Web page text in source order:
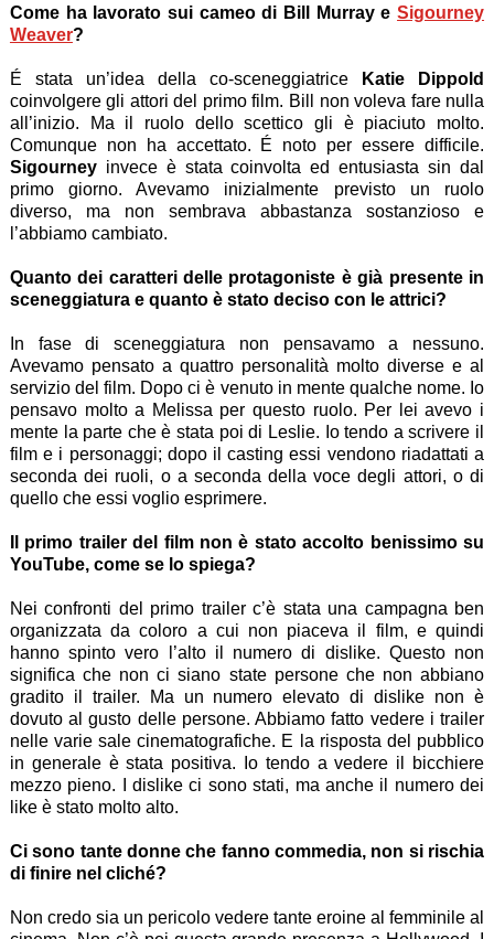
Come ha lavorato sui cameo di Bill Murray eSigourney
Weaver?
É stata un’idea della co-sceneggiatrice
Katie Dippold
coinvolgere gli attori del primo film. Bill non voleva fare nulla
all’inizio. Ma il ruolo dello scettico gli è piaciuto molto.
Comunque non ha accettato. É noto per essere difficile.
Sigourneyinvece è stata coinvolta ed entusiasta sin dal
primo giorno. Avevamo inizialmente previsto un ruolo
diverso, ma non sembrava abbastanza sostanzioso e
l’abbiamo cambiato.
Quanto dei caratteri delle protagoniste è già presente in
sceneggiatura e quanto è stato deciso con le attrici?
In fase di sceneggiatura non pensavamo a nessuno.
Avevamo pensato a quattro personalità molto diverse e al
servizio del film. Dopo ci è venuto in mente qualche nome. Io
pensavo molto a Melissa per questo ruolo. Per lei avevo i
mente la parte che è stata poi di Leslie. Io tendo a scrivere il
film e i personaggi; dopo il casting essi vendono riadattati a
seconda dei ruoli, o a seconda della voce degli attori, o di
quello che essi voglio esprimere.
Il primo trailer del film non è stato accolto benissimo su
YouTube, come se lo spiega?
Nei confronti del primo trailer c’è stata una campagna ben
organizzata da coloro a cui non piaceva il film, e quindi
hanno spinto vero l’alto il numero di dislike. Questo non
significa che non ci siano state persone che non abbiano
gradito il trailer. Ma un numero elevato di dislike non è
dovuto al gusto delle persone. Abbiamo fatto vedere i trailer
nelle varie sale cinematografiche. E la risposta del pubblico
in generale è stata positiva. Io tendo a vedere il bicchiere
mezzo pieno. I dislike ci sono stati, ma anche il numero dei
like è stato molto alto.
Ci sono tante donne che fanno commedia, non si rischia
di finire nel cliché?
Non credo sia un pericolo vedere tante eroine al femminile al